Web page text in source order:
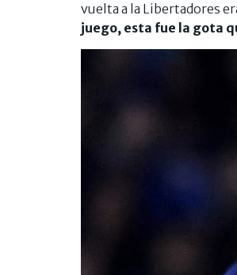
vuelta a la Libertadores
juego, esta fue la gota